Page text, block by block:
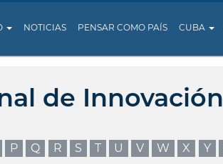
NOTICIAS PENSAR COMO PAÍS CUBA
de Innovación
P Q R S T U V W X Y